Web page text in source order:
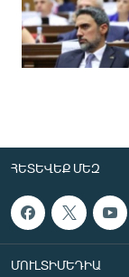
ՀԵՏԵՎԵՔ ՄԵԶ
ՄՈՒԼՏԻՄԵԴԻԱ